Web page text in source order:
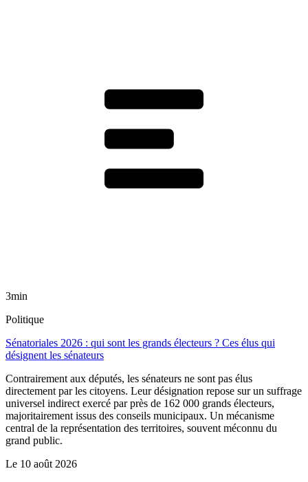
3min
Politique
Sénatoriales 2026 : qui sont les grands électeurs ? Ces élus qui
désignent les sénateurs
Contrairement aux députés, les sénateurs ne sont pas élus
directement par les citoyens. Leur désignation repose sur un suffrage
universel indirect exercé par près de 162 000 grands électeurs,
majoritairement issus des conseils municipaux. Un mécanisme
central de la représentation des territoires, souvent méconnu du
grand public.
Le 10 août 2026